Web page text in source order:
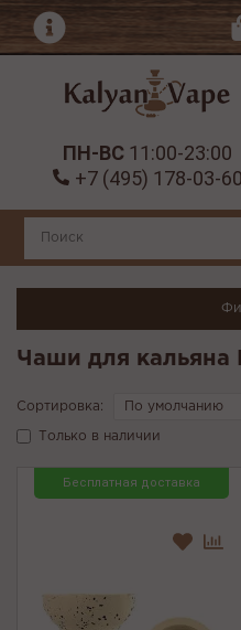
ПН-ВС 11:00-23:00
+7 (495) 178-03-60
Чаши для кальяна
Сортировка:
Только в наличии
Бесплатная доставка